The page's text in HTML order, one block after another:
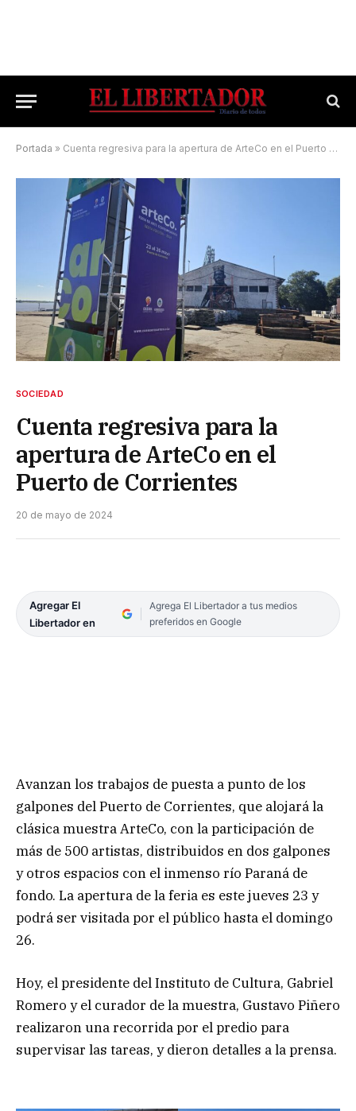
Portada » Cuenta regresiva para la apertura de ArteCo en el Puerto de Corrientes
SOCIEDAD
Cuenta regresiva para la
apertura de ArteCo en el
Puerto de Corrientes
20 de mayo de 2024
Agregar El
Libertador en
Agrega El Libertador a tus medios
preferidos en Google
Avanzan los trabajos de puesta a punto de los
galpones del Puerto de Corrientes, que alojará la
clásica muestra ArteCo, con la participación de
más de 500 artistas, distribuidos en dos galpones
y otros espacios con el inmenso río Paraná de
fondo. La apertura de la feria es este jueves 23 y
podrá ser visitada por el público hasta el domingo
26.
Hoy, el presidente del Instituto de Cultura, Gabriel
Romero y el curador de la muestra, Gustavo Piñero
realizaron una recorrida por el predio para
supervisar las tareas, y dieron detalles a la prensa.